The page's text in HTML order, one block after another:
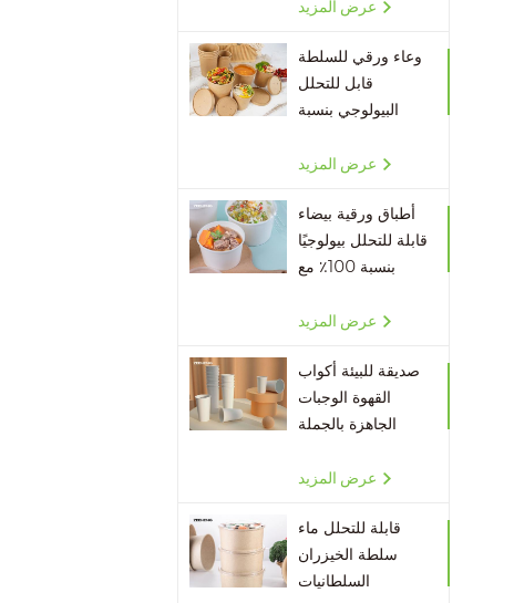
الورق
عرض المزيد
وعاء ورقي للسلطة
قابل للتحلل
البيولوجي بنسبة
عرض المزيد
أطباق ورقية بيضاء
قابلة للتحلل بيولوجيًا
بنسبة 100٪ مع
عرض المزيد
صديقة للبيئة أكواب
القهوة الوجبات
الجاهزة بالجملة
عرض المزيد
قابلة للتحلل ماء
سلطة الخيزران
السلطانيات